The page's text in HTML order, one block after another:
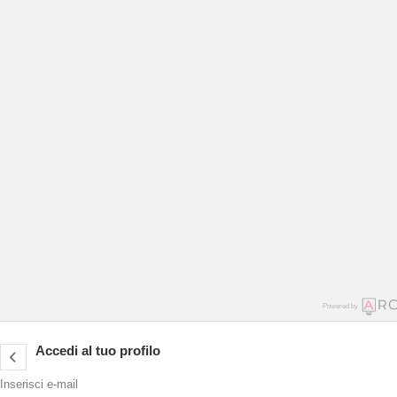
Powered by
Accedi al tuo profilo
Inserisci e-mail